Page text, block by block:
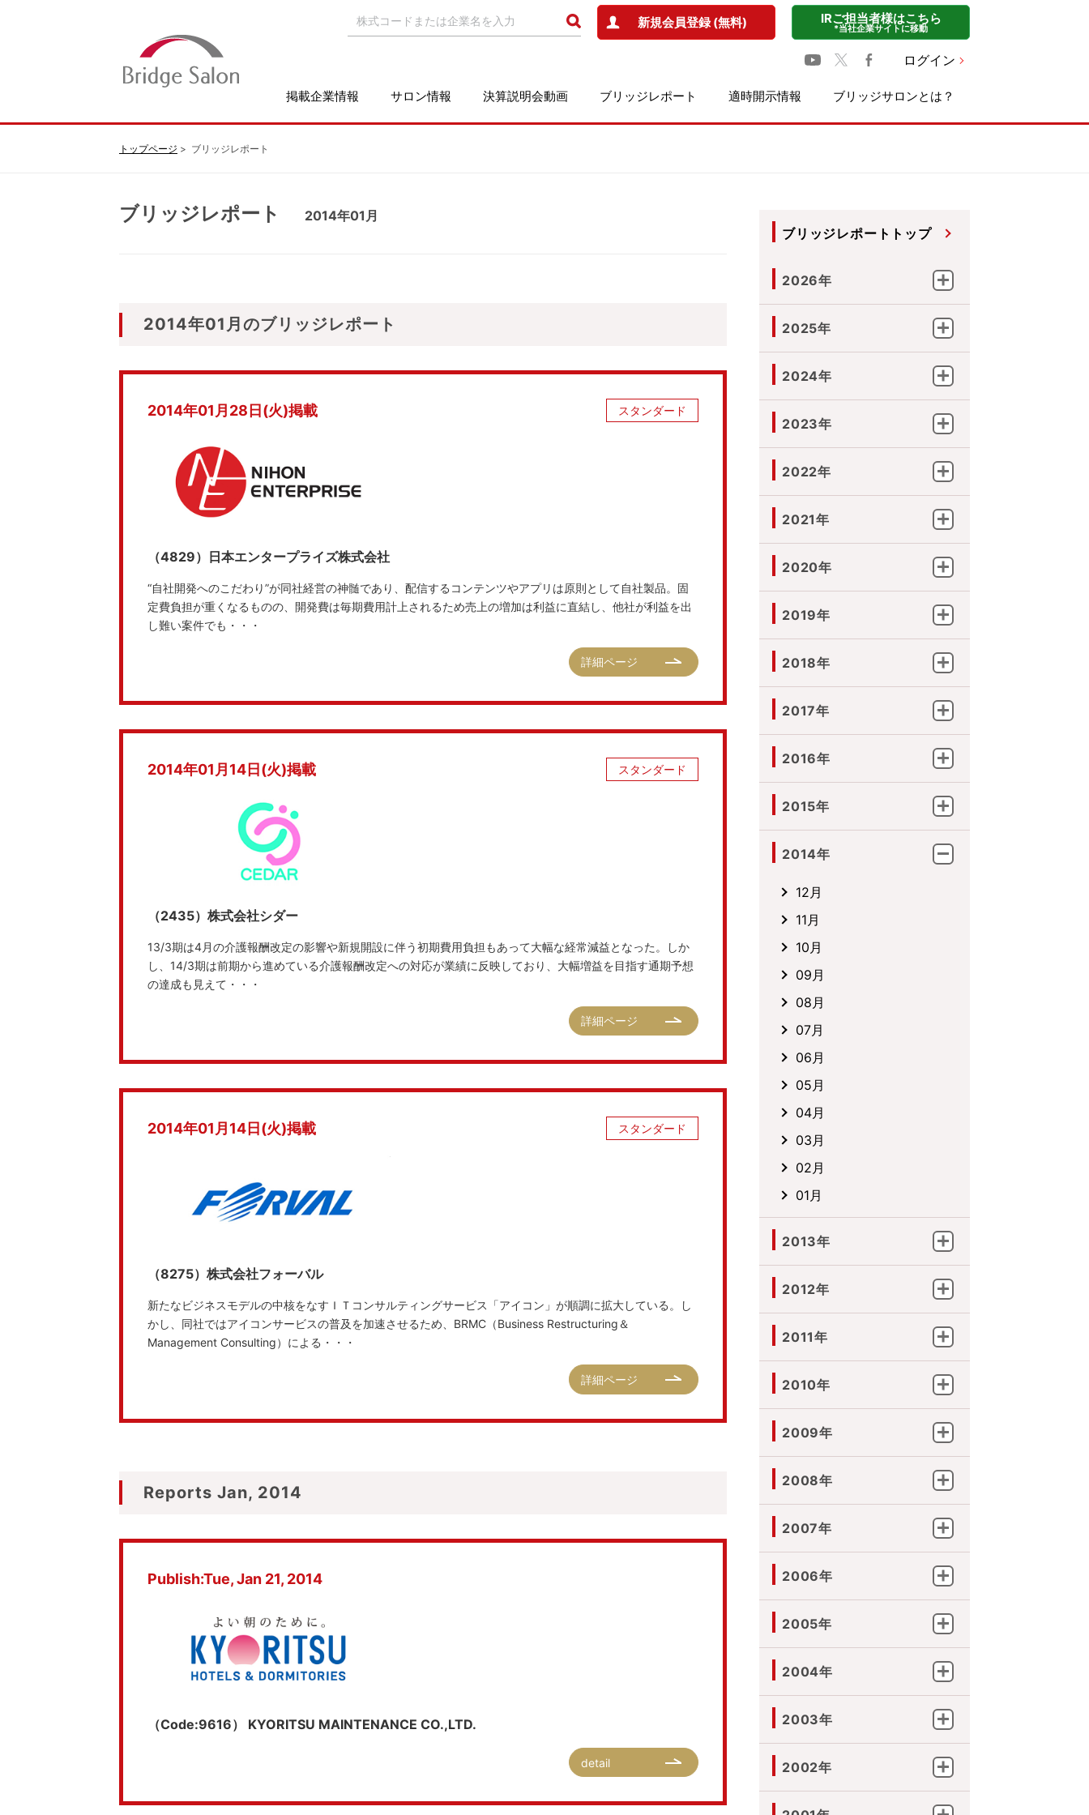
新規会員登録 (無料) IRご担当者様はこちら
*当社企業サイトに移動
ログイン
掲載企業情報 サロン情報 決算説明会動画 ブリッジレポート 適時開示情報 ブリッジサロンとは？
トップページ ブリッジレポート
ブリッジレポート 2014年01月
2014年01月のブリッジレポート
2014年01月28日(火)掲載 スタンダード
（4829）日本エンタープライズ株式会社
“自社開発へのこだわり”が同社経営の神髄であり、配信するコンテンツやアプリは原則として自社製品。固
定費負担が重くなるものの、開発費は毎期費用計上されるため売上の増加は利益に直結し、他社が利益を出
し難い案件でも・・・
詳細ページ
2014年01月14日(火)掲載 スタンダード
（2435）株式会社シダー
13/3期は4月の介護報酬改定の影響や新規開設に伴う初期費用負担もあって大幅な経常減益となった。しか
し、14/3期は前期から進めている介護報酬改定への対応が業績に反映しており、大幅増益を目指す通期予想
の達成も見えて・・・
詳細ページ
2014年01月14日(火)掲載 スタンダード
（8275）株式会社フォーバル
新たなビジネスモデルの中核をなすＩＴコンサルティングサービス「アイコン」が順調に拡大している。し
かし、同社ではアイコンサービスの普及を加速させるため、BRMC（Business Restructuring＆
Management Consulting）による・・・
詳細ページ
Reports Jan, 2014
Publish:Tue, Jan 21, 2014
（Code:9616） KYORITSU MAINTENANCE CO.,LTD.
detail
ブリッジレポートトップ
2026年
2025年
2024年
2023年
2022年
2021年
2020年
2019年
2018年
2017年
2016年
2015年
2014年
12月
11月
10月
09月
08月
07月
06月
05月
04月
03月
02月
01月
2013年
2012年
2011年
2010年
2009年
2008年
2007年
2006年
2005年
2004年
2003年
2002年